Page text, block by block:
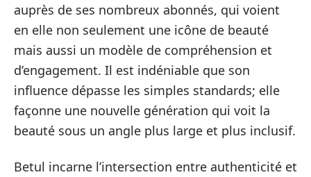
auprès de ses nombreux abonnés, qui voient
en elle non seulement une icône de beauté
mais aussi un modèle de compréhension et
d’engagement. Il est indéniable que son
influence dépasse les simples standards; elle
façonne une nouvelle génération qui voit la
beauté sous un angle plus large et plus inclusif.
Betul incarne l’intersection entre authenticité et